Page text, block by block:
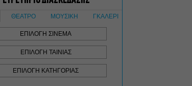
Τόσο Όσο: Η stand-up
comedy των Φουντούλη-
Σπηλιόπουλου στην
Ταράτσα του Λαμπέτη
Μιρέλα Πάχου – Αδάμ